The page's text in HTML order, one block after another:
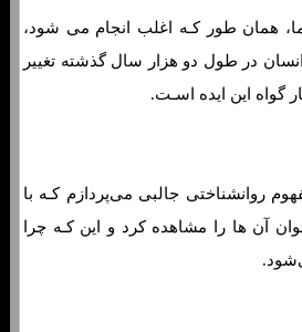
ما، همان طور کـه اغلب انجام می شود،
در طول دو هزار سال گذشته تغییر
گواه این ایده اسـت.
مقاله، من بـه 4 مفهوم روانشناختی جالبی می‌پردازم کـه با
آن ها را مشاهده کرد و این کـه چرا